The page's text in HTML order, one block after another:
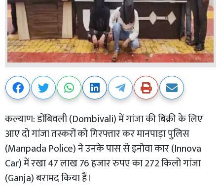
कल्याण: डोंबिवली (Dombivali) में गांजा की बिक्री के लिए
आए दो गांजा तस्करों को गिरफ्तार कर मानपाड़ा पुलिस
(Manpada Police) ने उनके पास से इनोवा कार (Innova
Car) में रखा 47 लाख 76 हजार रुपए का 272 किलो गांजा
(Ganja) बरामद किया हैं।